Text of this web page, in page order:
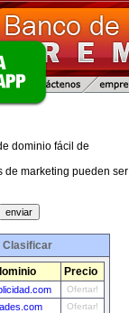
dominio fácil de
de marketing pueden ser
Clasificar
Precio
Ofertar!
Ofertar!